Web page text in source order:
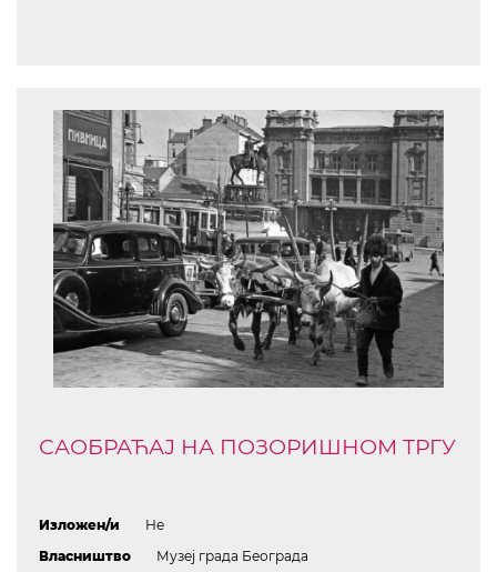
САОБРАЋАЈ НА ПОЗОРИШНОМ ТРГУ
Изложен/и
Не
Власништво
Музеј града Београда